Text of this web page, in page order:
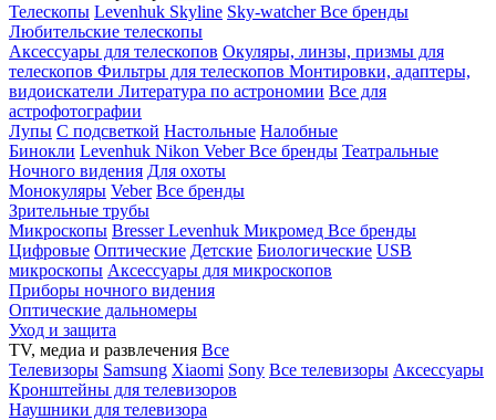
Телескопы Levenhuk Skyline Sky-watcherВсе бренды
Любительские телескопы
Аксессуары для телескопов Окуляры, линзы, призмы для
телескопов Фильтры для телескопов Монтировки, адаптеры,
видоискатели Литература по астрономии Все для
астрофотографии
Лупы С подсветкой Настольные Налобные
Бинокли Levenhuk Nikon VeberВсе бренды Театральные
Ночного видения Для охоты
Монокуляры Veber Все бренды
Зрительные трубы
Микроскопы BresserLevenhuk Микромед Все бренды
Цифровые Оптические Детские Биологические USB
микроскопы Аксессуары для микроскопов
Приборы ночного видения
Оптические дальномеры
Уход и защита
TV, медиа и развлечения Все
Телевизоры Samsung Xiaomi Sony Все телевизоры Аксессуары
Кронштейны для телевизоров
Наушники для телевизора